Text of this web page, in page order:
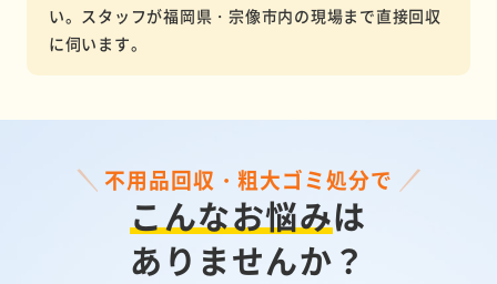
い。スタッフが福岡県・宗像市内の現場まで直接回収
に伺います。
不用品回収・粗大ゴミ処分で
こんなお悩みは
ありませんか？